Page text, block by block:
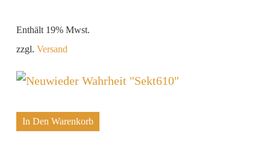
Enthält 19% Mwst.
zzgl. Versand
In Den Warenkorb